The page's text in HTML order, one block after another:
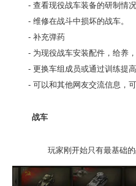
- 查看现役战车装备的研制情况
- 维修在战斗中损坏的战车。
- 补充弹药
- 为现役战车安装配件，给养，
- 更换车组成员或通过训练提高
- 可以和其他网友交流信息，可
战车
玩家刚开始只有最基础